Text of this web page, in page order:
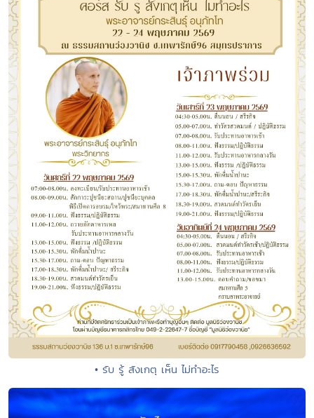
• รับ รู้ สังเกตุ เห็น ไม่ทำอะไร